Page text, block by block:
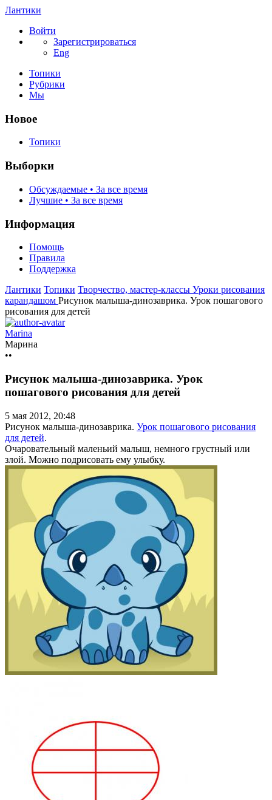
Лантики
Войти
Зарегистрироваться
Eng
Топики
Рубрики
Мы
Новое
Топики
Выборки
Обсуждаемые • За все время
Лучшие • За все время
Информация
Помощь
Правила
Поддержка
Лантики Топики Творчество, мастер-классы Уроки рисования
карандашом Рисунок малыша-динозаврика. Урок пошагового
рисования для детей
Marina
Марина
••
Рисунок малыша-динозаврика. Урок
пошагового рисования для детей
5 мая 2012, 20:48
Рисунок малыша-динозаврика. Урок пошагового рисования
для детей.
Очаровательный маленьий малыш, немного грустный или
злой. Можно подрисовать ему улыбку.